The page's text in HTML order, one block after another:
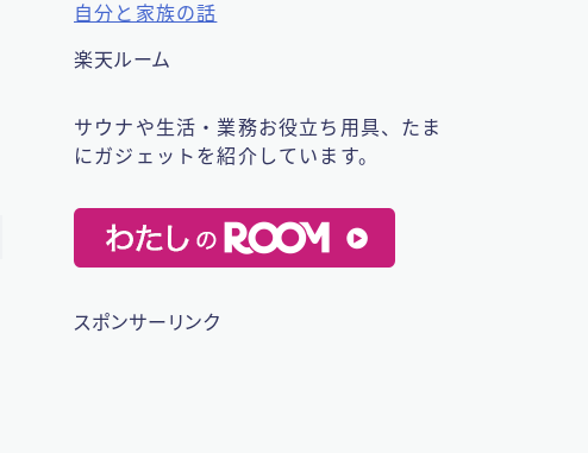
自分と家族の話
楽天ルーム
サウナや生活・業務お役立ち用具、たま
にガジェットを紹介しています。
スポンサーリンク